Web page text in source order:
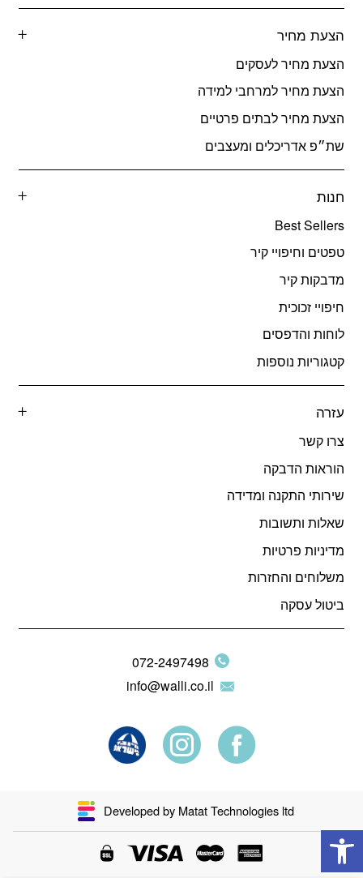
הצעת מחיר
הצעת מחיר לעסקים
הצעת מחיר למרחבי למידה
הצעת מחיר לבתים פרטיים
שת״פ אדריכלים ומעצבים
חנות
Best Sellers
טפטים וחיפויי קיר
מדבקות קיר
חיפויי זכוכית
לוחות והדפסים
קטגוריות נוספות
עזרה
צרו קשר
הוראות הדבקה
שירותי התקנה ומדידה
שאלות ותשובות
מדיניות פרטיות
משלוחים והחזרות
ביטול עסקה
072-2497498
info@walli.co.il
Developed by Matat Technologies ltd
פתח סרגל נגישות